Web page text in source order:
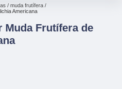
muda frutífera
Americana
Muda Frutífera de